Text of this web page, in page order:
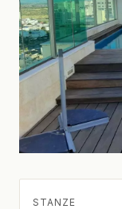
STANZE